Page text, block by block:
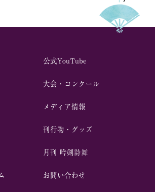
公式YouTube
⼤会・コンクール
メディア情報
刊行物・グッズ
⽉刊 吟剣詩舞
お問い合わせ